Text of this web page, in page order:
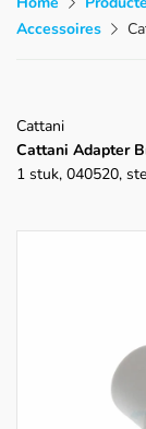
Accessoires
Cattani
Cattani Adapter
1 stuk, 040520,